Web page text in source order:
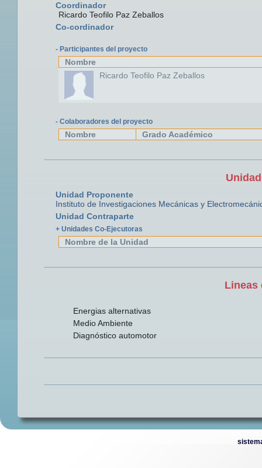
Coordinador
Ricardo Teofilo Paz Zeballos
Co-cordinador
- Participantes del proyecto
Nombre
Ricardo Teofilo Paz Zeballos
- Colaboradores del proyecto
Nombre Grado Académico
Unidad Proponente
Instituto de Investigaciones Mecánicas y
Unidad Contraparte
+ Unidades Co-Ejecutoras
Nombre de la Unidad
Lineas
Energias alternativas
Medio Ambiente
Diagnóstico automotor